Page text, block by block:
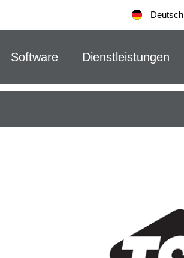
Deutsch
Software Dienstleistungen